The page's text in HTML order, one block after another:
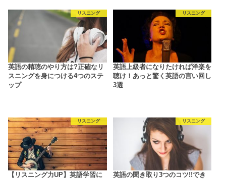
リスニング
英語の精聴のやり方は?正確なリ
スニングを身につける4つのステ
ップ
リスニング
英語上級者になりたければ洋楽を
聴け！あっと驚く英語の言い回し
3選
リスニング
【リスニング力UP】英語学習に
リスニング
英語の聞き取り3つのコツ!!でき